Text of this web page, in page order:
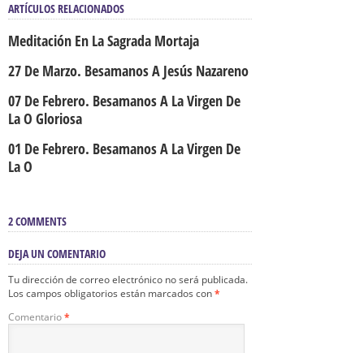
ARTÍCULOS RELACIONADOS
Meditación En La Sagrada Mortaja
27 De Marzo. Besamanos A Jesús Nazareno
07 De Febrero. Besamanos A La Virgen De
La O Gloriosa
01 De Febrero. Besamanos A La Virgen De
La O
2 COMMENTS
DEJA UN COMENTARIO
Tu dirección de correo electrónico no será publicada.
Los campos obligatorios están marcados con*
Comentario*